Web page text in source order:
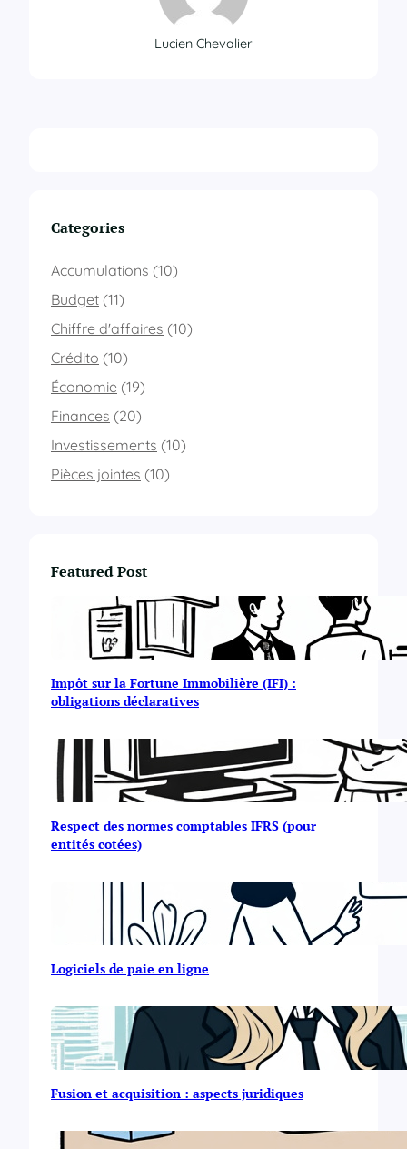
Lucien Chevalier
Categories
Accumulations (10)
Budget (11)
Chiffre d'affaires (10)
Crédito (10)
Économie (19)
Finances (20)
Investissements (10)
Pièces jointes (10)
Featured Post
Impôt sur la Fortune Immobilière (IFI) :
obligations déclaratives
Respect des normes comptables IFRS (pour
entités cotées)
Logiciels de paie en ligne
Fusion et acquisition : aspects juridiques